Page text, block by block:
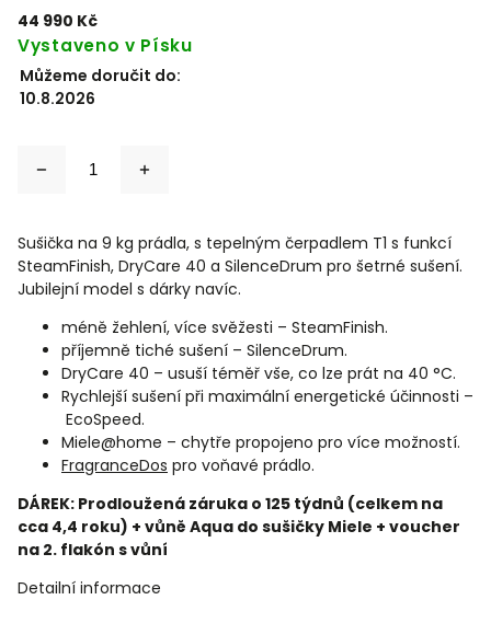
44 990 Kč
Vystaveno v Písku
Můžeme doručit do:
10.8.2026
Sušička na 9 kg prádla, s tepelným čerpadlem T1 s funkcí
SteamFinish, DryCare 40 a SilenceDrum pro šetrné sušení.
Jubilejní model s dárky navíc.
méně žehlení, více svěžesti – SteamFinish.
příjemně tiché sušení – SilenceDrum.
DryCare 40 – usuší téměř vše, co lze prát na 40 °C.
Rychlejší sušení při maximální energetické účinnosti –
EcoSpeed.
Miele@home – chytře propojeno pro více možností.
FragranceDos pro voňavé prádlo.
DÁREK: Prodloužená záruka o 125 týdnů (celkem na
cca 4,4 roku) + vůně Aqua do sušičky Miele + voucher
na 2. flakón s vůní
Detailní informace